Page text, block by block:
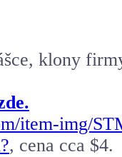
klony
item-img/
, cena cca $4.